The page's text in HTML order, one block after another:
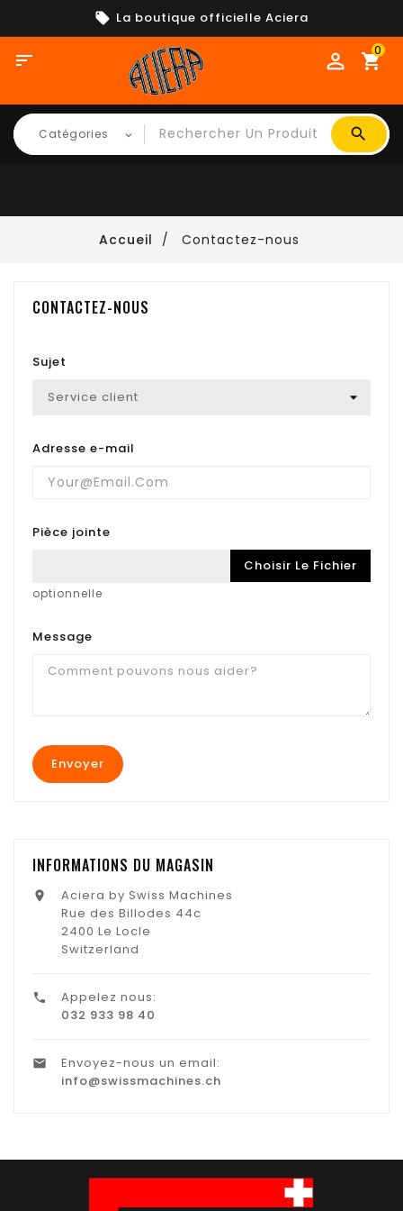
La boutique officielle Aciera
 shopping_cart
0
Accueil Contactez-nous
CONTACTEZ-NOUS
Sujet
Adresse e-mail
Pièce jointe
Choisir Le Fichier
optionnelle
Message
INFORMATIONS DU MAGASIN

Aciera by Swiss Machines
Rue des Billodes 44c
2400 Le Locle
Switzerland

Appelez nous:
032 933 98 40

Envoyez-nous un email:
info@swissmachines.ch